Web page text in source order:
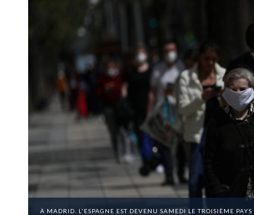
À MADRID. L'ESPAGNE EST DEVENU SAMEDI LE TROISIÈME